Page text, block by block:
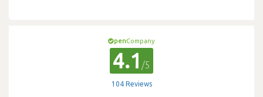
penCompany
4.1 /5
104 Reviews